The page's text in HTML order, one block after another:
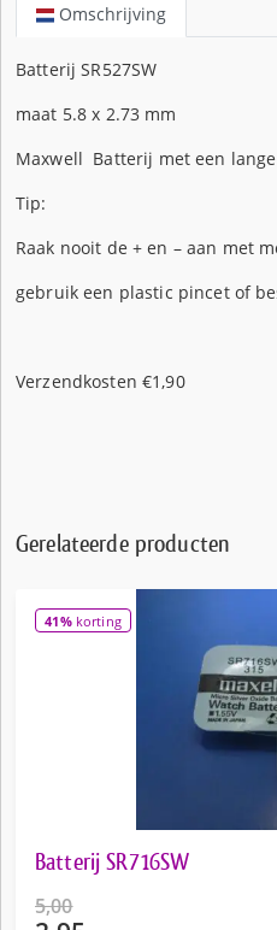
Omschrijving
Batterij SR527SW
maat 5.8 x 2.73 mm
Maxwell Batterij met een
Tip:
Raak nooit de + en – aan met
gebruik een plastic pincet of
Verzendkosten €1,90
Gerelateerde producten
41%korting
Batterij SR716SW
5,00